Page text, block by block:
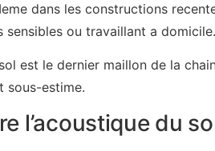
dans les constructions
sensibles ou travaillant a domicile.
est le dernier maillon de la
sous-estime.
l’acoustique du